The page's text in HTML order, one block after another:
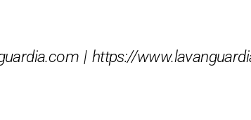
| https://